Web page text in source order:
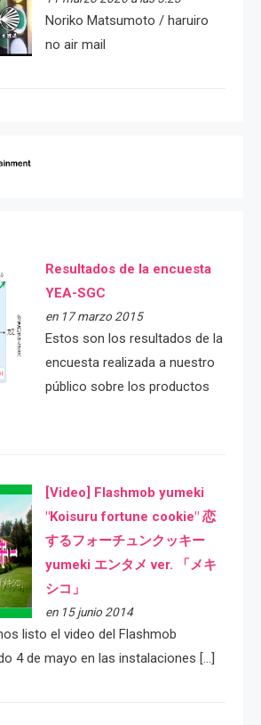
Noriko Matsumoto / haruiro
no air mail
Resultados de la encuesta
YEA-SGC
en 17 marzo 2015
Estos son los resultados de la
encuesta realizada a nuestro
público sobre los productos
[Video] Flashmob yumeki
"Koisuru fortune cookie" 恋
するフォーチュンクッキー
yumeki エンタメ ver. 「メキ
シコ」
en 15 junio 2014
listo el video del Flashmob
4 de mayo en las instalaciones […]